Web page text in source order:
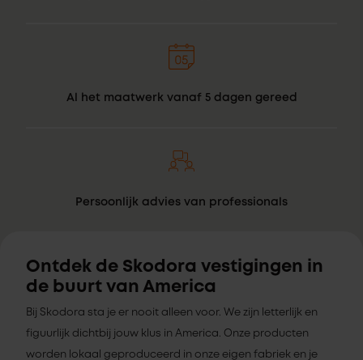
Al het maatwerk vanaf 5 dagen gereed
Persoonlijk advies van professionals
Ontdek de Skodora vestigingen in
de buurt van America
Bij Skodora sta je er nooit alleen voor. We zijn letterlijk en
figuurlijk dichtbij jouw klus in America. Onze producten
worden lokaal geproduceerd in onze eigen fabriek en je